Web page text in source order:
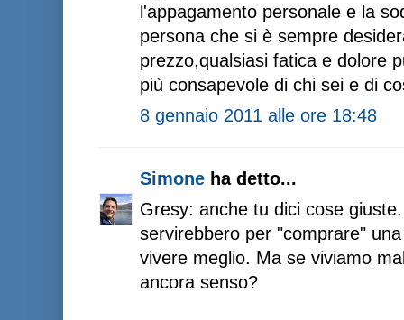
l'appagamento personale e la
persona che si è sempre
prezzo,qualsiasi fatica e dolore
più consapevole di chi sei e di
8 gennaio 2011 alle ore 18:48
Simone ha detto...
Gresy: anche tu dici cose
servirebbero per "comprare"
vivere meglio. Ma se viviamo
ancora senso?